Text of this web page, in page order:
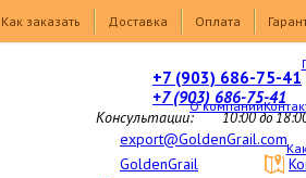
Как заказать Доставка Оплата
О компании
+7 (903) 686-75-41
+7 (903) 686-75-41
Консультации: 10:00 до
export@GoldenGrail.com
GoldenGrail